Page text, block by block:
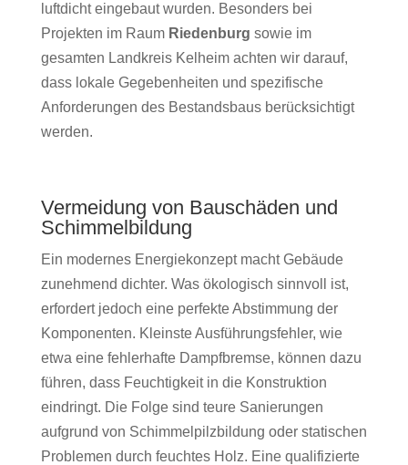
luftdicht eingebaut wurden. Besonders bei
Projekten im Raum Riedenburg sowie im
gesamten Landkreis Kelheim achten wir darauf,
dass lokale Gegebenheiten und spezifische
Anforderungen des Bestandsbaus berücksichtigt
werden.
Vermeidung von Bauschäden und
Schimmelbildung
Ein modernes Energiekonzept macht Gebäude
zunehmend dichter. Was ökologisch sinnvoll ist,
erfordert jedoch eine perfekte Abstimmung der
Komponenten. Kleinste Ausführungsfehler, wie
etwa eine fehlerhafte Dampfbremse, können dazu
führen, dass Feuchtigkeit in die Konstruktion
eindringt. Die Folge sind teure Sanierungen
aufgrund von Schimmelpilzbildung oder statischen
Problemen durch feuchtes Holz. Eine qualifizierte